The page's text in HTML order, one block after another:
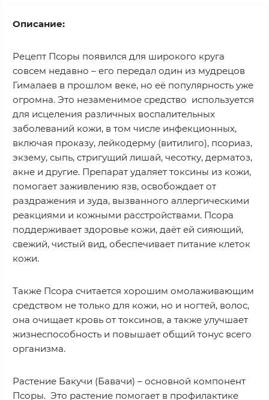
Описание:
Рецепт Псоры появился для широкого круга
совсем недавно – его передал один из мудрецов
Гималаев в прошлом веке, но её популярность уже
огромна. Это незаменимое средство используется
для исцеления различных воспалительных
заболеваний кожи, в том числе инфекционных,
включая проказу, лейкодерму (витилиго), псориаз,
экзему, сыпь, стригущий лишай, чесотку, дерматоз,
акне и другие. Препарат удаляет токсины из кожи,
помогает заживлению язв, освобождает от
раздражения и зуда, вызванного аллергическими
реакциями и кожными расстройствами. Псора
поддерживает здоровье кожи, даёт ей сияющий,
свежий, чистый вид, обеспечивает питание клеток
кожи.
Также Псора считается хорошим омолаживающим
средством не только для кожи, но и ногтей, волос,
она очищает кровь от токсинов, а также улучшает
жизнеспособность и повышает общий тонус всего
организма.
Растение Бакучи (Бавачи) – основной компонент
Псоры. Это растение помогает в профилактике